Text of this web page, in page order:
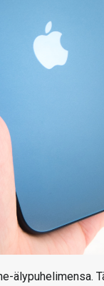
älypuhelimensa.